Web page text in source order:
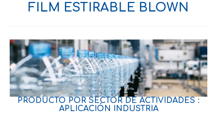
FILM ESTIRABLE BLOWN
PRODUCTO POR SECTOR DE ACTIVIDADES :
APLICACIÓN INDUSTRIA